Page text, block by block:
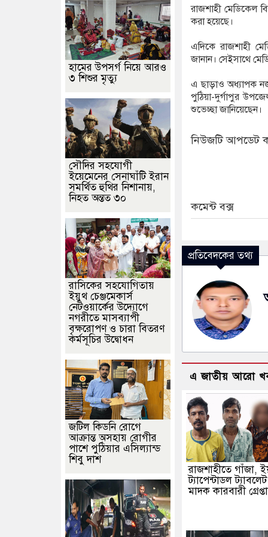
রাজশাহী মেডিকেল
করা হয়েছে।
এদিকে রাজশাহী
জানান। সেইসাথে
এ ছাড়াও অধ্যাপক
পুঠিয়া-দুর্গাপুর
শুভেচ্ছা জানিয়েছেন।
নিউজটি আপডেট
কমেন্ট বক্স
প্রতিবেদকের তথ্য
এ জাতীয় আরো
রাজশাহীতে গাঁজা,
ট্যাপেন্টাডল
মাদক কারবারী
হামের উপসর্গ নিয়ে আরও
৩ শিশুর মৃত্যু
সৌদির সহযোগী
ইয়েমেনের সেনাঘাঁটি ইরান
সমর্থিত হুথির নিশানায়,
নিহত অন্তত ৩০
রাসিকের সহযোগিতায়
ইয়ুথ চেঞ্জমেকার্স
নেটওয়ার্কের উদ্যোগে
নগরীতে মাসব্যাপী
বৃক্ষরোপণ ও চারা বিতরণ
কর্মসূচির উদ্বোধন
জটিল কিডনি রোগে
আক্রান্ত অসহায় রোগীর
পাশে পুঠিয়ার এসিল্যান্ড
শিবু দাশ